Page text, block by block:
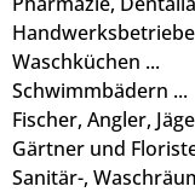
Waschküchen ...
Schwimmbädern ...
Fischer, Angler,
Gärtner und
Sanitär-,